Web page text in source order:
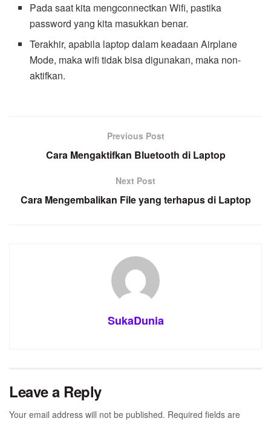
Pada saat kita mengconnectkan Wifi, pastika
password yang kita masukkan benar.
Terakhir, apabila laptop dalam keadaan Airplane
Mode, maka wifi tidak bisa digunakan, maka non-
aktifkan.
Previous Post
Cara Mengaktifkan Bluetooth di Laptop
Next Post
Cara Mengembalikan File yang terhapus di Laptop
SukaDunia
Leave a Reply
Your email address will not be published. Required fields are